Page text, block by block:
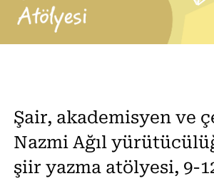
Şair, akademisyen ve
Nazmi Ağıl
şiir yazma atölyesi, 9-